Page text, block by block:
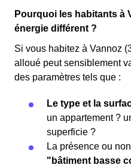
Pourquoi les habitants à
énergie différent ?
Si vous habitez à Vannoz
alloué peut sensiblement
des paramètres tels que :
Le type et la
un appartement ?
superficie ?
La présence ou
"bâtiment basse